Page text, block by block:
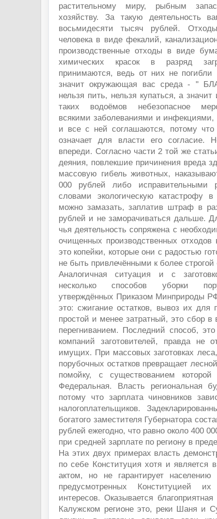
растительному миру, рыбным
хозяйству. За такую деятельность
восьмидесяти тысяч рублей. Отходы
человека в виде фекалий,
производственные отходы в виде
химических красок в разряд
принимаются, ведь от них не
значит окружающая вас среда - "
нельзя пить, нельзя купаться, а
таких водоёмов небезопасное
всякими заболеваниями и инфекциями,
и все с ней соглашаются, потому что
означает для власти его согласие.
впереди. Согласно части 2 той же
деяния, повлекшие причинения вреда
массовую гибель животных,
000 рублей либо исправительными
словами экологическую катастрофу
можно замазать, заплатив штраф в
рублей и не заморачиваться дальше.
чья деятельность сопряжена с
очищенных производственных
это копейки, которые они с радостью
не быть привлечёнными к более строгой
Аналогичная ситуация и с
несколько способов уборки
утверждённых Приказом Минприроды
это: сжигание остатков, вывоз их для
простой и менее затратный, это сбор
перегниванием. Последний способ,
компаний заготовителей, правда не
имущих. При массовых заготовках
порубочных остатков превращает
помойку, с существованием которой
Федеральная. Власть региональная
потому что зарплата чиновников
налогоплательщиков.
богатого заместителя Губернатора
рублей ежегодно, что равно около 400
при средней зарплате по региону в
На этих двух примерах власть
по себе Конституция хотя и
актом, но не гарантирует
предусмотренных Конституцией
интересов. Оказывается
Калужском регионе это, реки Шаня и